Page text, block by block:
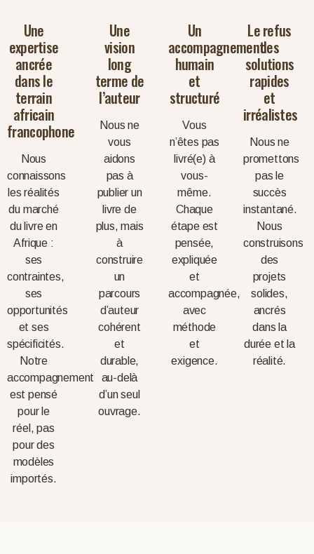
Une
expertise
ancrée
dans le
terrain
africain
francophone
Nous
connaissons
les réalités
du marché
du livre en
Afrique :
ses
contraintes,
ses
opportunités
et ses
spécificités.
Notre
accompagnement
est pensé
pour le
réel, pas
pour des
modèles
importés.
Une
vision
long
terme de
l’auteur
Nous ne
vous
aidons
pas à
publier un
livre de
plus, mais
à
construire
un
parcours
d’auteur
cohérent
et
durable,
au-delà
d’un seul
ouvrage.
Un
accompagnement
humain
et
structuré
Vous
n’êtes pas
livré(e) à
vous-
même.
Chaque
étape est
pensée,
expliquée
et
accompagnée,
avec
méthode
et
exigence.
Le refus
des
solutions
rapides
et
irréalistes
Nous ne
promettons
pas le
succès
instantané.
Nous
construisons
des
projets
solides,
ancrés
dans la
durée et la
réalité.